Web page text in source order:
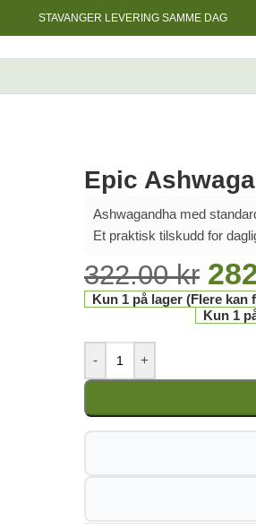
STAVANGER LEVERING SAMME DAG
Epic
Ashwagandha med
Et praktisk tilskudd for
322.00kr
Kun 1 på lager (Flere
Kun 1
- +